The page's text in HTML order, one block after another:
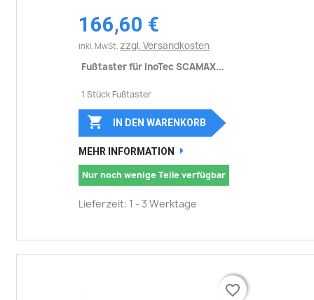
166,60 €
inkl. MwSt. zzgl. Versandkosten
Fußtaster für InoTec SCAMAX...
1 Stück Fußtaster
 IN DEN WARENKORB
MEHR INFORMATION
Nur noch wenige Teile verfügbar
Lieferzeit: 1 - 3 Werktage
favorite_border
favorite_border